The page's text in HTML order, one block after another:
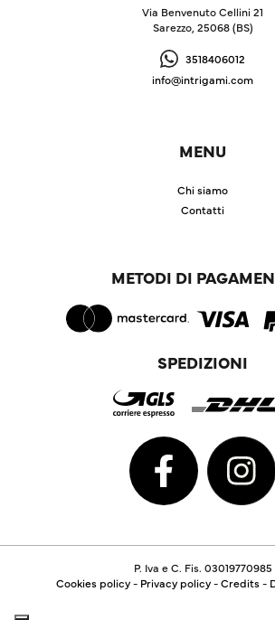
Via Benvenuto Cellini 21
Sarezzo, 25068 (BS)
3518406012
info@intrigami.com
MENU
Chi siamo
Contatti
METODI DI
SPEDIZIONI
P. Iva e C. Fis. 03019770985
Cookies policy- Privacy policy-Credits-